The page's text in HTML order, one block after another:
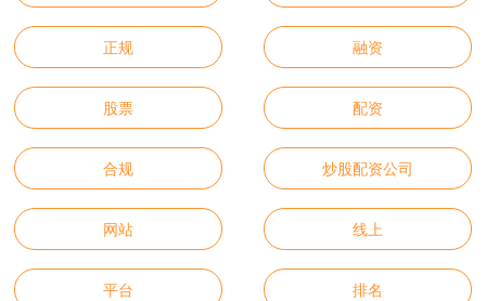
正规 融资
股票 配资
合规 炒股配资公司
网站 线上
平台 排名